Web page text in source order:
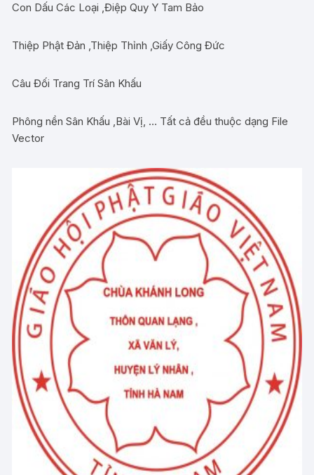
Con Dấu Các Loại ,Điệp Quy Y Tam Bảo
Thiệp Phật Đản ,Thiệp Thỉnh ,Giấy Công Đức
Câu Đối Trang Trí Sân Khấu
Phông nền Sân Khấu ,Bài Vị, … Tất cả đều thuộc dạng File
Vector